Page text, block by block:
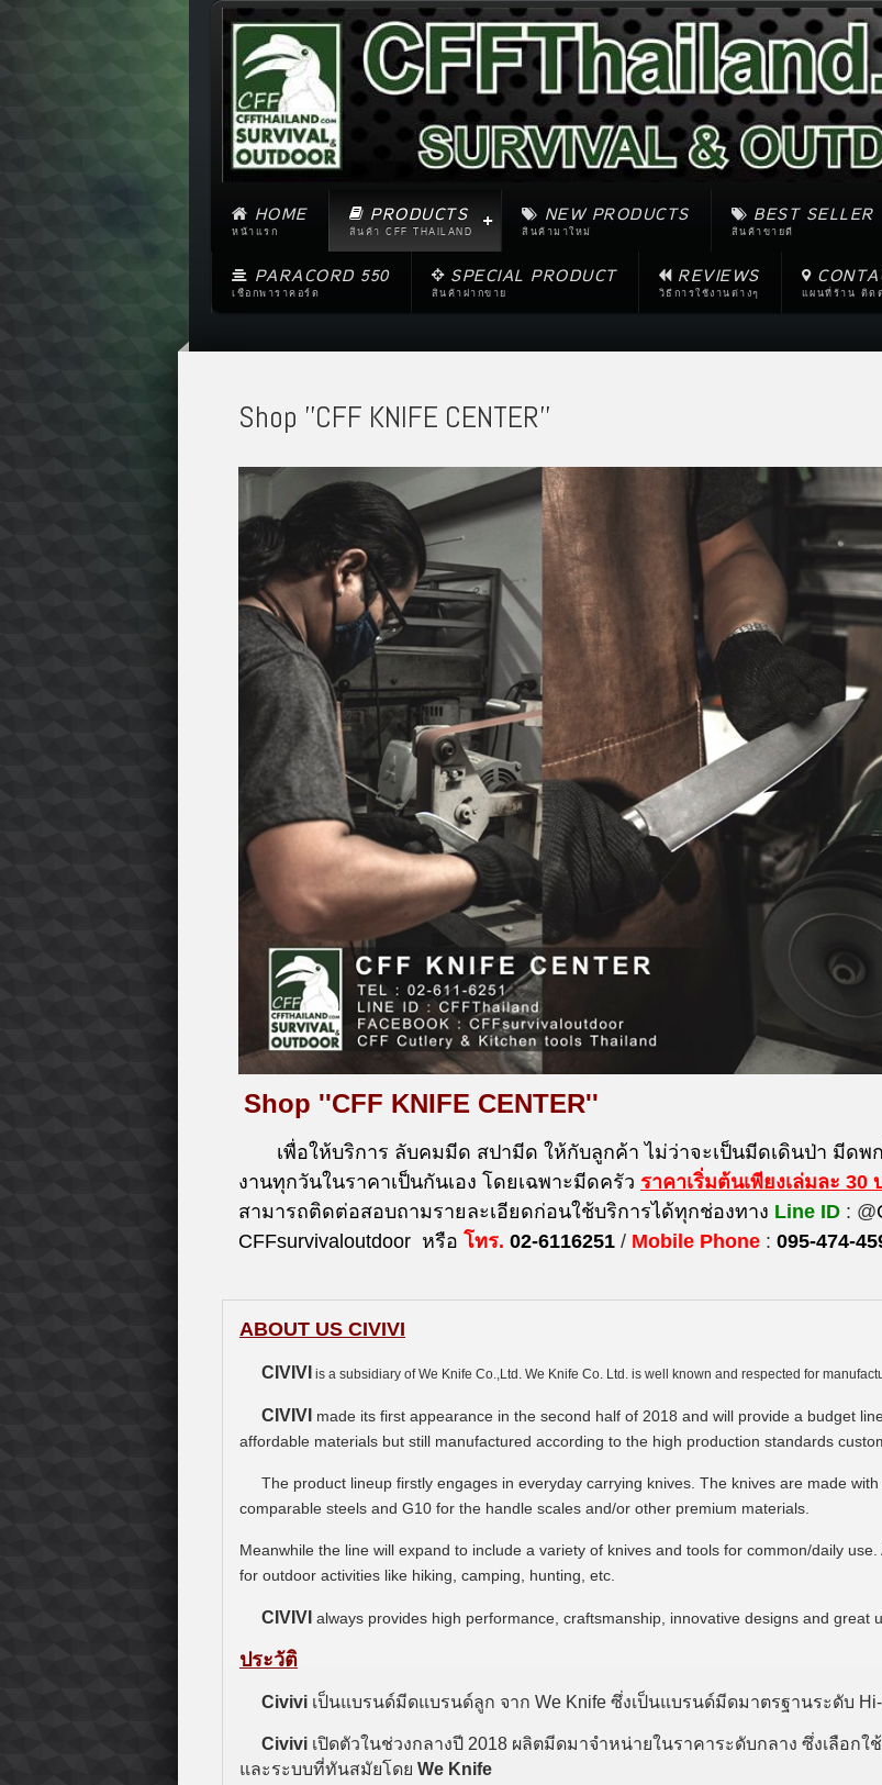
HOME
หน้าแรก
PRODUCTS
สินค้า CFF THAILAND
NEW PRODUCTS
สินค้ามาใหม่
BEST SELLER
สินค้าขายดี
PARACORD 550
เชือกพาราคอร์ด
SPECIAL PRODUCT
สินค้าฝากขาย
REVIEWS
วิธีการใช้งานต่างๆ แผนที่ร้าน ติด
Shop ''CFF KNIFE CENTER''
Shop ''CFF KNIFE CENTER''
เพื่อให้บริการ ลับคมมีด สปามีด ให้กับลูกค้า ไม่ว่าจะเป็นมีดเดินป่า มีด
งานทุกวันในราคาเป็นกันเอง โดยเฉพาะมีดครัว ราคาเริ่มต้นเพียงเล่มละ 30
สามารถติดต่อสอบถามรายละเอียดก่อนใช้บริการได้ทุกช่องทาง Line ID : @
CFFsurvivaloutdoor หรือ โทร. 02-6116251 / Mobile Phone : 095-474-
ABOUT US CIVIVI
CIVIVI is a subsidiary of We Knife Co.,Ltd. We Knife Co. Ltd. is well known and respected for
CIVIVI made its first appearance in the second half of 2018 and will provide a budget
affordable materials but still manufactured according to the high production standards
The product lineup firstly engages in everyday carrying knives. The knives are made
comparable steels and G10 for the handle scales and/or other premium materials.
Meanwhile the line will expand to include a variety of knives and tools for common/daily
for outdoor activities like hiking, camping, hunting, etc.
CIVIVI always provides high performance, craftsmanship, innovative designs and great
ประวัติ
Civivi เป็นแบรนด์มีดแบรนด์ลูก จาก We Knife ซึ่งเป็นแบรนด์มีดมาตรฐานระดับ Hi-
Civivi เปิดตัวในช่วงกลางปี 2018 ผลิตมีดมาจำหน่ายในราคาระดับกลาง ซึ่งเลือก
และระบบที่ทันสมัยโดย We Knife